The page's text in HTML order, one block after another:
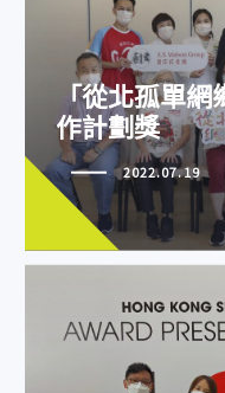
「從北孤單
合作計劃獎
「從北孤單
作計劃獎
2022.07.19